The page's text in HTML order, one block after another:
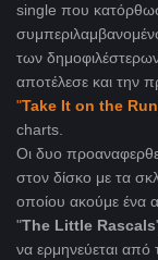
single που
των
αποτέλεσε και την
"Take It on the Run
charts.
Οι δυο
στον δίσκο με τα
οποίου ακούμε ένα
"The Little Rascals
να ερμηνεύεται από